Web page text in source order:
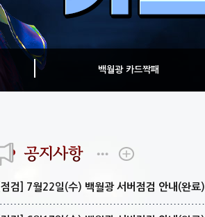
백월광 카드짝패
[점검] 7월22일(수) 백월광 서버점검 안내(완료)